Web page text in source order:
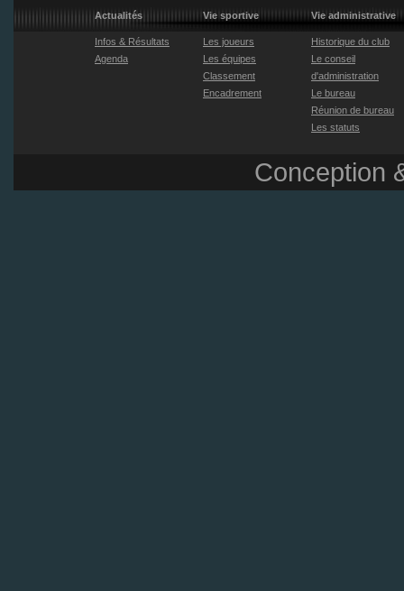
Actualités
Infos & Résultats
Agenda
Vie sportive
Les joueurs
Les équipes
Classement
Encadrement
Vie administrative
Historique du club
Le conseil
d'administration
Le bureau
Réunion de bureau
Les statuts
Conception